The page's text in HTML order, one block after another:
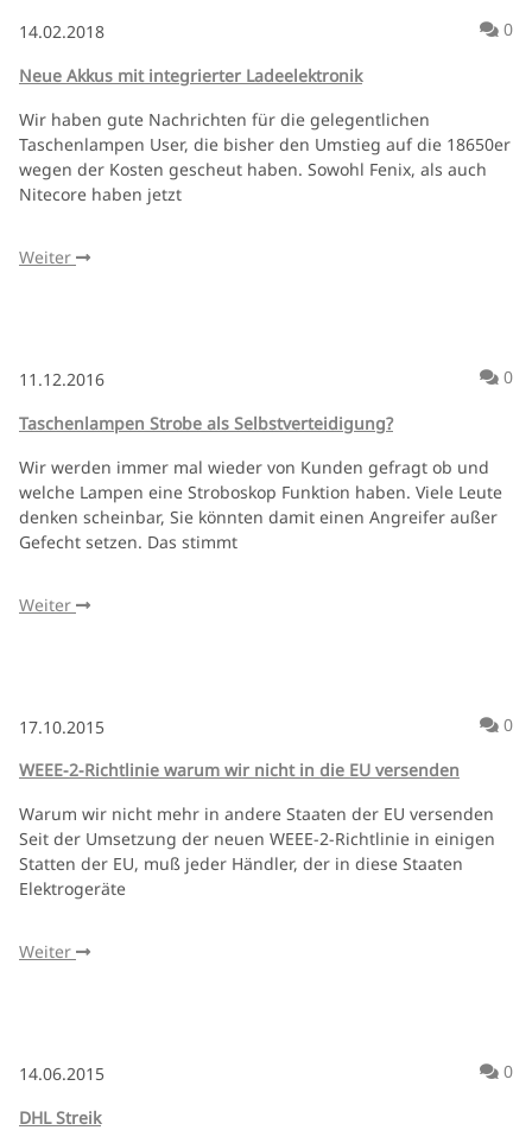
14.02.2018 0
Neue Akkus mit integrierter Ladeelektronik
Wir haben gute Nachrichten für die gelegentlichen
Taschenlampen User, die bisher den Umstieg auf die 18650er
wegen der Kosten gescheut haben. Sowohl Fenix, als auch
Nitecore haben jetzt
Weiter
11.12.2016 0
Taschenlampen Strobe als Selbstverteidigung?
Wir werden immer mal wieder von Kunden gefragt ob und
welche Lampen eine Stroboskop Funktion haben. Viele Leute
denken scheinbar, Sie könnten damit einen Angreifer außer
Gefecht setzen. Das stimmt
Weiter
17.10.2015 0
WEEE-2-Richtlinie warum wir nicht in die EU versenden
Warum wir nicht mehr in andere Staaten der EU versenden
Seit der Umsetzung der neuen WEEE-2-Richtlinie in einigen
Statten der EU, muß jeder Händler, der in diese Staaten
Elektrogeräte
Weiter
14.06.2015 0
DHL Streik